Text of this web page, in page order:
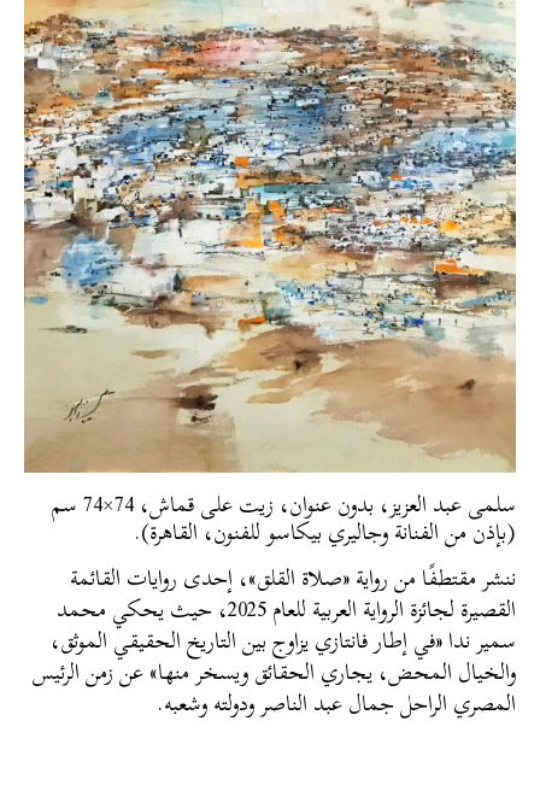
سلمى عبد العزيز، بدون عنوان، زيت على قماش، 74×74 سم
(بإذن من الفنانة وجاليري بيكاسو للفنون، القاهرة).
ننشر مقتطفًا من رواية «صلاة القلق»، إحدى روايات القائمة
القصيرة لجائزة الرواية العربية للعام 2025، حيث يحكي محمد
سمير ندا «في إطار فانتازي يزاوج بين التاريخ الحقيقي الموثق،
والخيال المحض، يجاري الحقائق ويسخر منها» عن زمن الرئيس
المصري الراحل جمال عبد الناصر ودولته وشعبه.